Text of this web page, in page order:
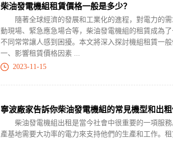
柴油發電機組租賃價格一般是多少？
隨著全球經濟的發展和工業化的進程，對電力的需
動現場、緊急應急場合等，柴油發電機組的租賃成為
不同常常讓人感到困擾。本文將深入探討機組租賃
一、影響租賃價格因素 ...
2023-11-15
寧波廠家告訴你柴油發電機組的常見機型和出
柴油發電機組出租是當今社會中很重要的一項服務
產基地需要大功率的電力來支持他們的生產和工作。